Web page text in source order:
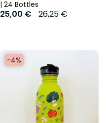
| 24 Bottles
25,00 € 26,25 €
-4%